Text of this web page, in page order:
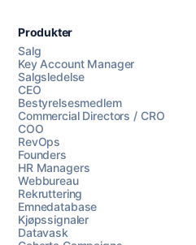
Produkter
Salg
Key Account Manager
Salgsledelse
CEO
Bestyrelsesmedlem
Commercial Directors / CRO
COO
RevOps
Founders
HR Managers
Webbureau
Rekruttering
Emnedatabase
Kjøpssignaler
Datavask